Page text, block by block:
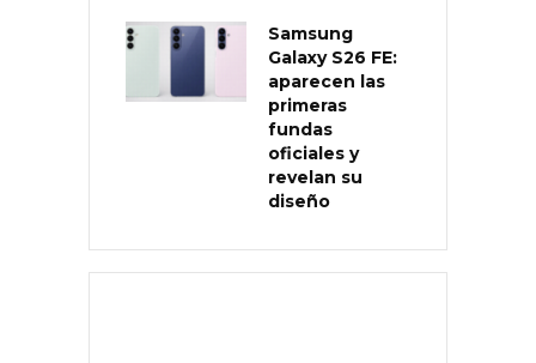
Samsung
Galaxy S26 FE:
aparecen las
primeras
fundas
oficiales y
revelan su
diseño